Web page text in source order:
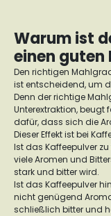
Warum ist
einen guten
Den richtigen
ist entscheidend, um
Denn der richtige
Unterextraktion, beugt
dafür, dass sich die
Dieser Effekt ist bei
Ist das Kaffeepulver
viele Aromen und
stark und bitter wird.
Ist das Kaffeepulver
nicht genügend
schließlich bitter und